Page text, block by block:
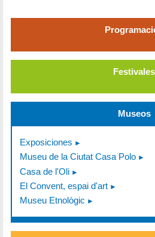
Festivales
Museos
Exposiciones
Museu de la Ciutat Casa Polo
Casa de l'Oli
El Convent, espai d'art
Museu Etnològic